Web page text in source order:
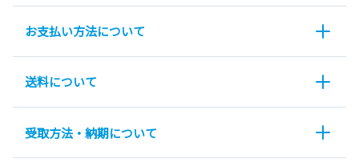
お支払い方法について
送料について
受取方法・納期について